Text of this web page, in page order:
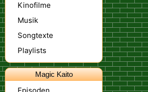
Kinofilme
Musik
Songtexte
Playlists
Magic Kaito